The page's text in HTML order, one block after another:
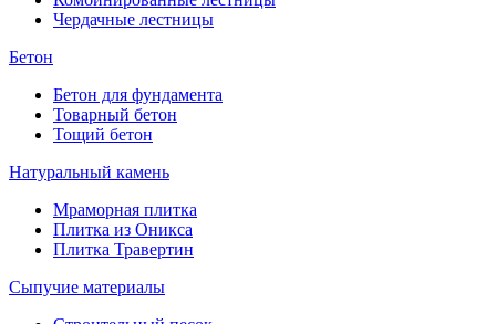
Чердачные лестницы
Бетон
Бетон для фундамента
Товарный бетон
Тощий бетон
Натуральный камень
Мраморная плитка
Плитка из Оникса
Плитка Травертин
Сыпучие материалы